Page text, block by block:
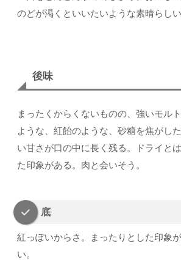
のどが渇くといいたいような素晴らしい
後味
まったくからくないものの、強いモル
ような、紅飴のような、砂糖を焦がし
い甘さが口の中に長く残る。ドライと
た印象がある。肉と会いそう。
底
紅っぽいからさ。まったりとした印象
い。